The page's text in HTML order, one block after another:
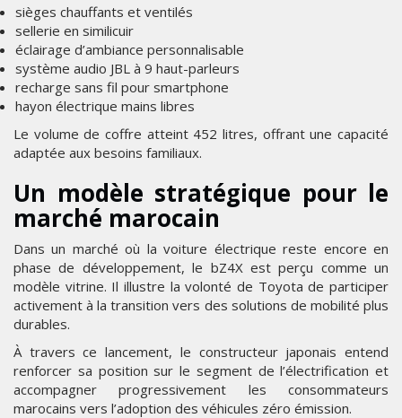
sièges chauffants et ventilés
sellerie en similicuir
éclairage d’ambiance personnalisable
système audio JBL à 9 haut-parleurs
recharge sans fil pour smartphone
hayon électrique mains libres
Le volume de coffre atteint 452 litres, offrant une capacité
adaptée aux besoins familiaux.
Un modèle stratégique pour le
marché marocain
Dans un marché où la voiture électrique reste encore en
phase de développement, le bZ4X est perçu comme un
modèle vitrine. Il illustre la volonté de Toyota de participer
activement à la transition vers des solutions de mobilité plus
durables.
À travers ce lancement, le constructeur japonais entend
renforcer sa position sur le segment de l’électrification et
accompagner progressivement les consommateurs
marocains vers l’adoption des véhicules zéro émission.